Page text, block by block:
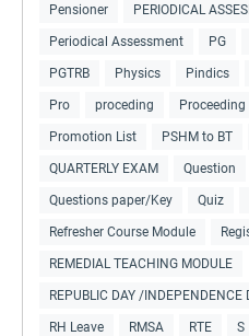
Pensioner PERIODICAL
Periodical Assessment PG
PGTRB Physics Pindics
Pro proceding Proceeding
Promotion List PSHM to BT
QUARTERLY EXAM Question
Questions paper/Key Quiz
Refresher Course Module
REMEDIAL TEACHING MODULE
REPUBLIC DAY /INDEPENDENCE
RH Leave RMSA RTE S